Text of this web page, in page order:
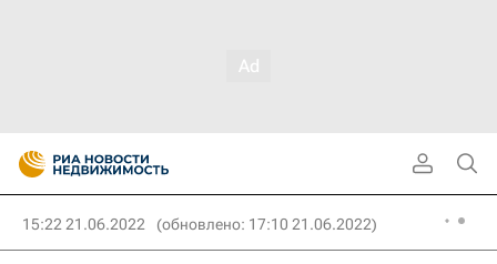
15:22 21.06.2022 (обновлено: 17:10 21.06.2022)